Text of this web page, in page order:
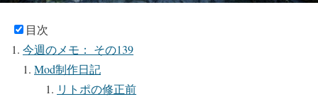
目次
今週のメモ： その139
Mod制作日記
リトポの修正前